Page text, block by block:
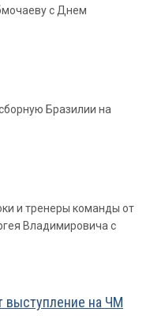
с Днем
Бразилии на
и тренеры команды от
Владимировича с
выступление на ЧМ